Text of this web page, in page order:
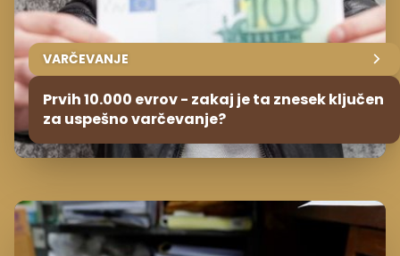
VARČEVANJE
Prvih 10.000 evrov - zakaj je ta znesek ključen
za uspešno varčevanje?